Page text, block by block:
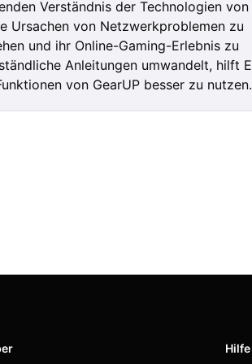
Verständnis der Technologien von
Ursachen von Netzwerkproblemen zu
und ihr Online-Gaming-Erlebnis zu
Anleitungen umwandelt, hilft
von GearUP besser zu nutzen.
Hilfe